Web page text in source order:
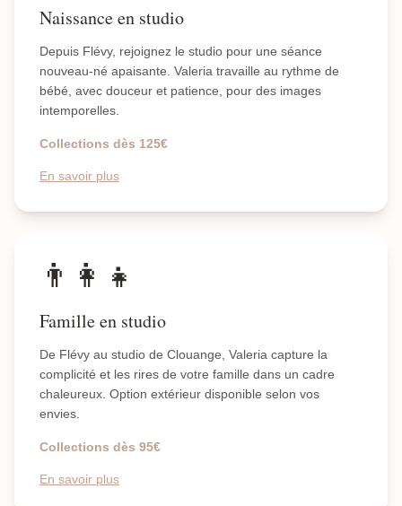
Naissance en studio
Depuis Flévy, rejoignez le studio pour une séance
nouveau-né apaisante. Valeria travaille au rythme de
bébé, avec douceur et patience, pour des images
intemporelles.
Collections dès 125€
En savoir plus
👨‍👩‍👧
Famille en studio
De Flévy au studio de Clouange, Valeria capture la
complicité et les rires de votre famille dans un cadre
chaleureux. Option extérieur disponible selon vos
envies.
Collections dès 95€
En savoir plus